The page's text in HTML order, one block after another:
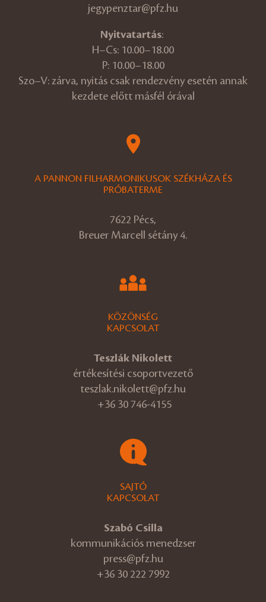
jegypenztar@pfz.hu
Nyitvatartás:
H–Cs: 10.00–18.00
P: 10.00–18.00
Szo–V: zárva, nyitás csak rendezvény esetén annak
kezdete előtt másfél órával
A PANNON FILHARMONIKUSOK SZÉKHÁZA ÉS
PRÓBATERME
7622 Pécs,
Breuer Marcell sétány 4.
KÖZÖNSÉG
KAPCSOLAT
Teszlák Nikolett
értékesítési csoportvezető
teszlak.nikolett@pfz.hu
+36 30 746-4155
SAJTÓ
KAPCSOLAT
Szabó Csilla
kommunikációs menedzser
press@pfz.hu
+36 30 222 7992